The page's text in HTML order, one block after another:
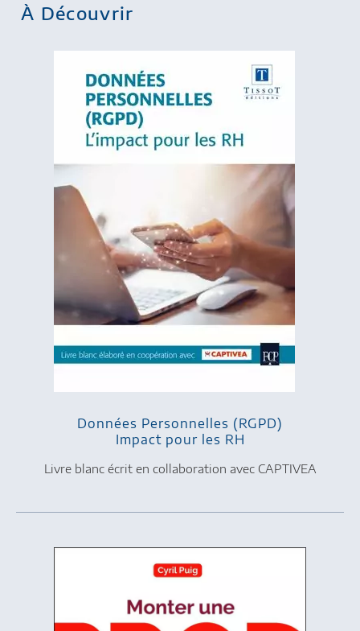
À Découvrir
Données Personnelles (RGPD)
Impact pour les RH
Livre blanc écrit en collaboration avec CAPTIVEA